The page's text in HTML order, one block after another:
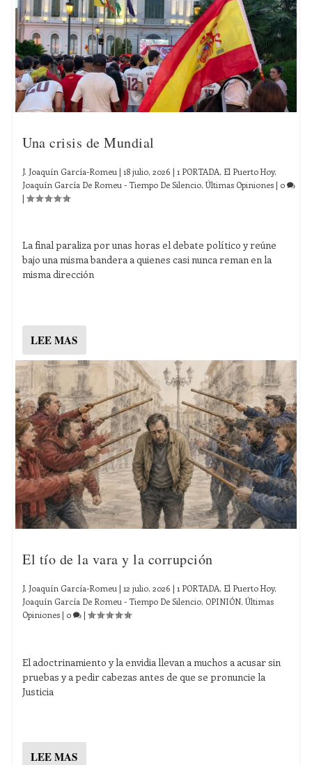
Una crisis de Mundial
J. Joaquín García-Romeu |18 julio, 2026 |1 PORTADA, El Puerto Hoy,
Joaquín García De Romeu - Tiempo De Silencio,Últimas Opiniones | 0
|
La final paraliza por unas horas el debate político y reúne
bajo una misma bandera a quienes casi nunca reman en la
misma dirección
LEE MAS
El tío de la vara y la corrupción
J. Joaquín García-Romeu |12 julio, 2026 |1 PORTADA, El Puerto Hoy,
Joaquín García De Romeu - Tiempo De Silencio, OPINIÓN,Últimas
Opiniones | 0 |
El adoctrinamiento y la envidia llevan a muchos a acusar sin
pruebas y a pedir cabezas antes de que se pronuncie la
Justicia
LEE MAS